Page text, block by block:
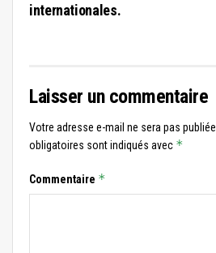
internationales.
Laisser un commentaire
Votre adresse e-mail ne sera pas publiée.
obligatoires sont indiqués avec *
Commentaire *